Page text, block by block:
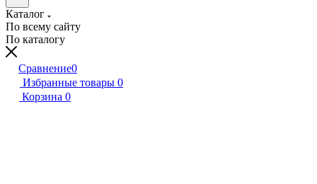
Каталог
По всему сайту
По каталогу
Сравнение0
Избранные товары 0
Корзина 0